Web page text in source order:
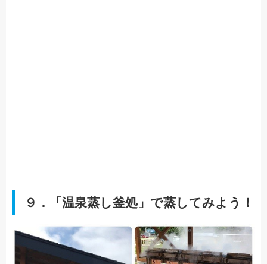
９．「温泉蒸し釜処」で蒸してみよう！